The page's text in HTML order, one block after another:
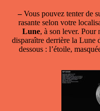
–Vous pouvez tenter de
rasante selon votre
Lune, à son lever. Pour
disparaître derrière la Lune
dessous : l’étoile,